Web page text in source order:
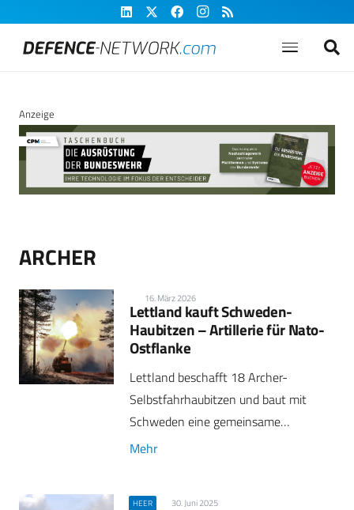
Anzeige
ARCHER
16. März 2026
Lettland kauft Schweden-
Haubitzen – Artillerie für Nato-
Ostflanke
Lettland beschafft 18 Archer-
Selbstfahrhaubitzen und baut mit
Schweden eine gemeinsame…
Mehr
HEER 30. Juni 2025